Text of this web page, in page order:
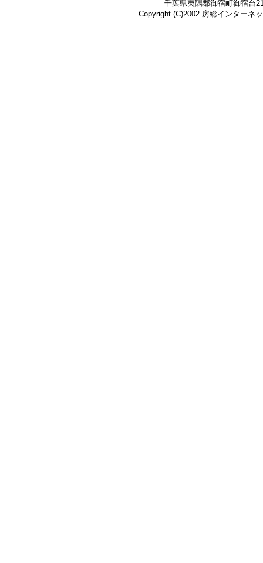
千葉県夷隅郡御宿町御宿台
Copyright (C)2002 房総インターネ